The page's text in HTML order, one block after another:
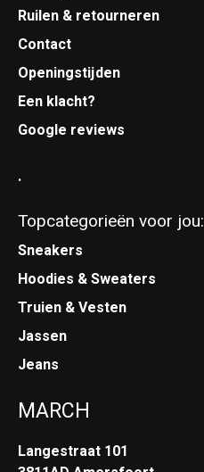
Ruilen & retourneren
Contact
Openingstijden
Een klacht?
Google reviews
.
Topcategorieën voor jou:
Sneakers
Hoodies & Sweaters
Truien & Vesten
Jassen
Jeans
MARCH
Langestraat 101